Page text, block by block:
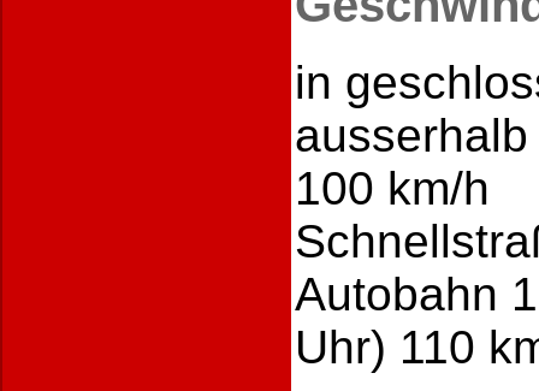
in
100 km/h
Autobahn
Uhr) 110